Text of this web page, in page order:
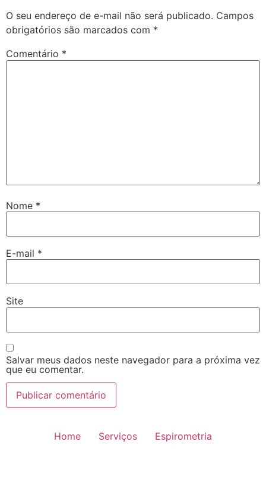
O seu endereço de e-mail não será publicado. Campos
obrigatórios são marcados com *
Comentário *
Nome *
E-mail *
Site
Salvar meus dados neste navegador para a próxima vez
que eu comentar.
Home Serviços
Espirometria